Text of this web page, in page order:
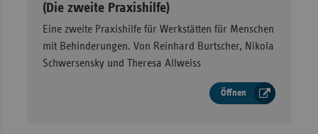
(Die zweite Praxishilfe)
Eine zweite Praxishilfe für Werkstätten für Menschen
mit Behinderungen. Von Reinhard Burtscher, Nikola
Schwersensky und Theresa Allweiss
Öffnen